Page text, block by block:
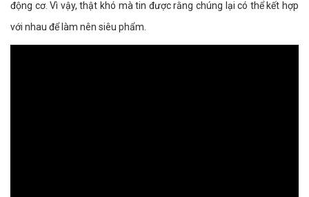
động cơ. Vì vậy, thật khó mà tin được rằng chúng lại có thể kết hợp
với nhau để làm nên siêu phẩm.